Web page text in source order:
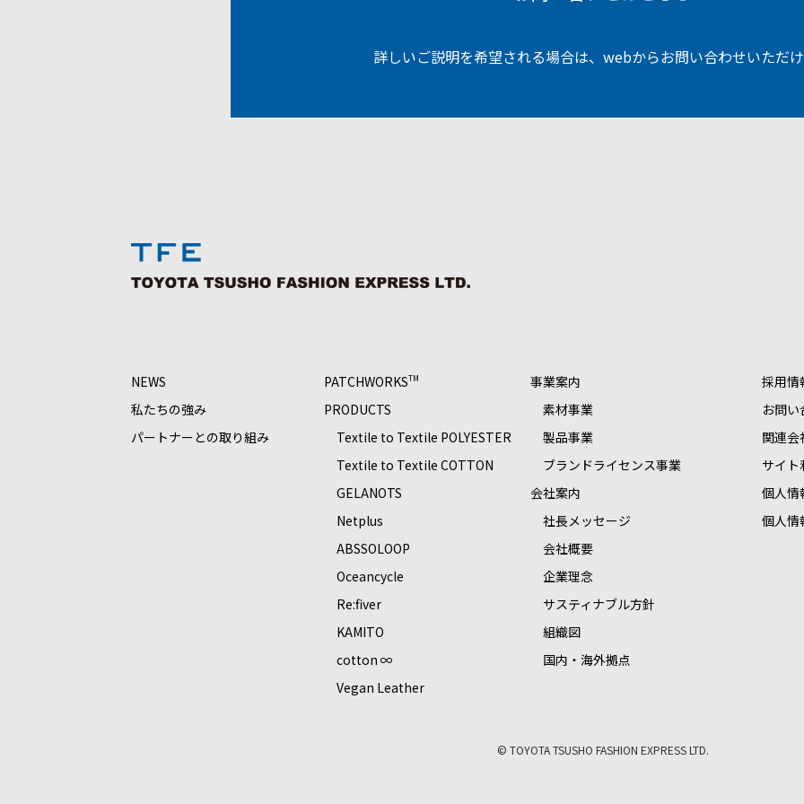
詳しいご説明を希望される場合は、 webからお問い合わせいただ
NEWS
私たちの強み
パートナーとの取り組み
PATCHWORKSTM
PRODUCTS
Textile to Textile POLYESTER
Textile to Textile COTTON
GELANOTS
Netplus
ABSSOLOOP
Oceancycle
Re:ﬁver
KAMITO
cotton ∞
Vegan Leather
事業案内
素材事業
製品事業
ブランドライセンス事業
会社案内
社長メッセージ
会社概要
企業理念
サスティナブル方針
組織図
国内・海外拠点
採用情
お問い
関連会
サイト
個人情
個人情
© TOYOTA TSUSHO FASHION EXPRESS LTD.